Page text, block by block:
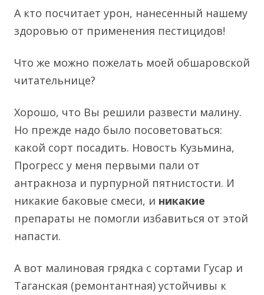
А кто посчитает урон, нанесенный нашему
здоровью от применения пестицидов!
Что же можно пожелать моей обшаровской
читательнице?
Хорошо, что Вы решили развести малину.
Но прежде надо было посоветоваться:
какой сорт посадить. Новость Кузьмина,
Прогресс у меня первыми пали от
антракноза и пурпурной пятнистости. И
никакие баковые смеси, и никакие
препараты не помогли избавиться от этой
напасти.
А вот малиновая грядка с сортами Гусар и
Таганская (ремонтантная) устойчивы к